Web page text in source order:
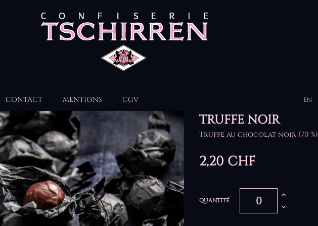
CONTACT MENTIONS CGV EN
TRUFFE NOIR
Truffe au chocolat noir (70 %)
2,20 CHF
QUANTITÉ